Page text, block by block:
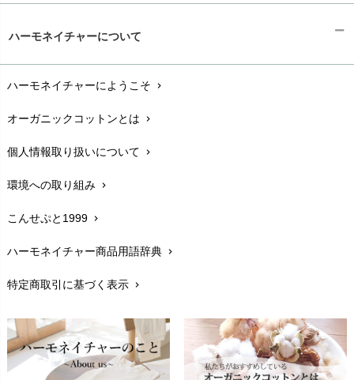
配送と送料chevron_right
在庫状況と発送予定chevron_right
サイズ・寸法chevron_right
生地・素材chevron_right
お手入れについて
レビューを書こうchevron_right
返品交換chevron_right
FAXでのご注文
お問い合わせchevron_right
ハーモネイチャーについて
ハーモネイチャーにようこそ chevron_right
オーガニックコットンとは chevron_right
個人情報取り扱いについて chevron_right
環境への取り組み chevron_right
こんせぷと1999 chevron_right
ハーモネイチャー商品用語辞典 chevron_right
特定商取引に基づく表示 chevron_right